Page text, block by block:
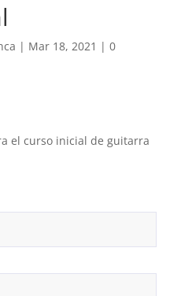
| Mar 18, 2021 | 0
el curso inicial de guitarra